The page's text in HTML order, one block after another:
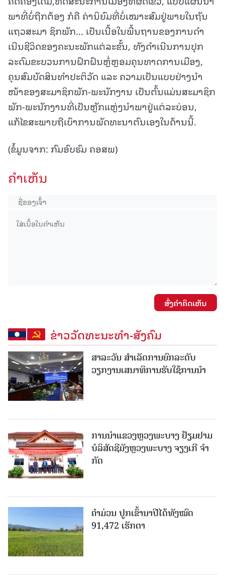
ພາທີ່ບໍ່ຖືກຕ້ອງ ກໍຄື ຄ່ານິຍົມທີ່ບໍ່ເໝາະສົມຢູ່ພາຍໃນຖັນ
ແຖວສະມາ ຊິກພັກ... ເປັນເນື້ອໃນພື້ນຖານຂອງການດໍາ
ເນີນຊີວິດຂອງຄະນະພັກແຕ່ລະຂັ້ນ, ທັງດໍາເນີນການປຸກ
ລະດົມຂະບວນການຝຶກຝົນຫຼໍ່ຫຼອມຄຸນທາດການເມືອງ,
ຄຸນສົມບັດສິນທໍາປະຕິວັດ ແລະ ຄວາມເປັນແບບຢ່າງນໍາ
ໜ້າຂອງສະມາຊິກພັກ-ພະນັກງານ ເປັນຕົ້ນແມ່ນສະມາຊິກ
ພັກ-ພະນັກງານທີ່ເປັນຫຼັກແຫຼ່ງນໍາພາຢູ່ແຕ່ລະບ່ອນ,
ແກ້ໄຂສະພາບຖືເບົາການພັດທະນາຕົນເອງໃນດ້ານນີ້.
(ຂໍ້ມູນຈາກ: ກົມອົບຮົມ ຄອສພ)
ຄໍາເຫັນ
ສົ່ງຄໍາຄິດເຫັນ
ຂ່າວວັດທະນະທຳ-ສັງຄົມ
ສາລະວັນ ສໍາເລັດການຍົກລະດັບ
ວຽກງານເສນາທິການຮັບໃຊ້ການນໍາ
ການນຳແຂວງຫຼວງພະບາງ ຢ້ຽມ​ຢາມ
ບໍ​ລິ​ສັດຊີມັງຫຼວງພະບາງ ຈຽງເກີ ຈໍາ
ກັດ
ຄໍາມ່ວນ ປູກເຂົ້ານາປີໄດ້ທັງໝົດ
91,472 ເຮັກຕາ